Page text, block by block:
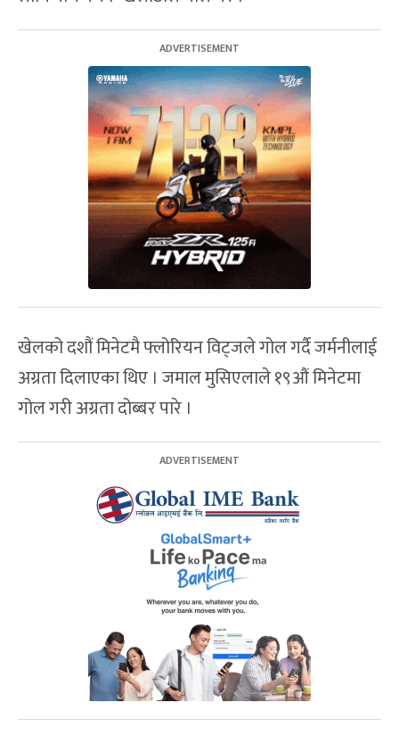
खेलको दशौं मिनेटमै फ्लोरियन विट्जले गोल गर्दै जर्मनीलाई
अग्रता दिलाएका थिए । जमाल मुसिएलाले १९औं मिनेटमा
गोल गरी अग्रता दोब्बर पारे ।